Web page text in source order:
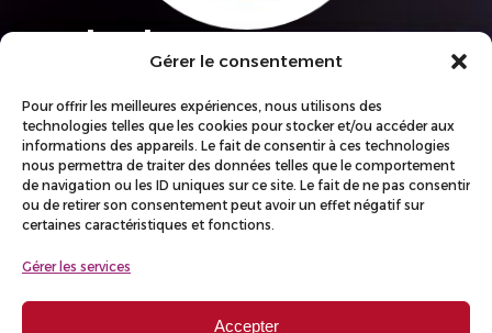
Gérer le consentement
Pour offrir les meilleures expériences, nous utilisons des
technologies telles que les cookies pour stocker et/ou accéder aux
informations des appareils. Le fait de consentir à ces technologies
nous permettra de traiter des données telles que le comportement
de navigation ou les ID uniques sur ce site. Le fait de ne pas consentir
ou de retirer son consentement peut avoir un effet négatif sur
certaines caractéristiques et fonctions.
Gérer les services
Accepter
Veauche
04 77 54 60 10
Horaires
Du mardi au jeudi : 9h00 - 17h00
Vendredi : 9h00 - 01h00